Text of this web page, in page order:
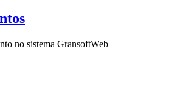
no sistema GransoftWeb